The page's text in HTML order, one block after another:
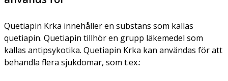
Quetiapin Krka innehåller en substans som kallas
quetiapin. Quetiapin tillhör en grupp läkemedel som
kallas antipsykotika. Quetiapin Krka kan användas för att
behandla flera sjukdomar, som t.ex.: